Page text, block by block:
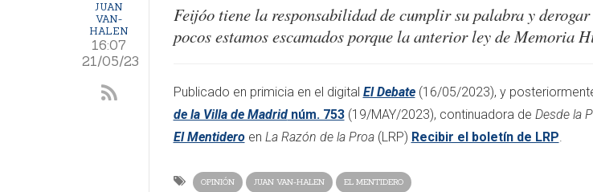
JUAN
VAN-
HALEN
16:07
21/05/23
Feijóo tiene la responsabilidad de cumplir su palabra y
pocos estamos escamados porque la anterior ley de Memoria
​​Publicado en primicia en el digital El Debate(16/05/2023), y
de la Villa de Madridnúm. 753(19/MAY/2023), continuadora de Desde la
El Mentideroen La Razón de la Proa(LRP) Recibir el boletín de LRP.​
OPINIÓN JUAN VAN-HALEN EL MENTIDERO